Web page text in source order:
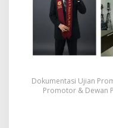
7
B
u
l
n
D
o
Dokumentasi Ujian
Promotor & Dewan